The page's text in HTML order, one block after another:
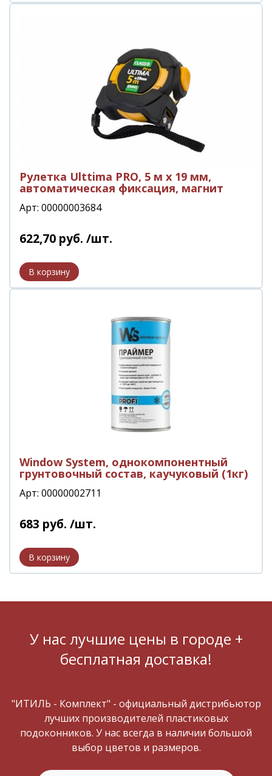
Рулетка Ulttima PRO, 5 м x 19 мм,
автоматическая фиксация, магнит
Арт: 00000003684
622,70 руб. /шт.
Window System, однокомпонентный
грунтовочный состав, каучуковый (1кг)
Арт: 00000002711
683 руб. /шт.
У нас лучшие цены в городе +
бесплатная доставка!
"ИТИЛЬ - Комплект" - официальный дистрибьютор
лучших производителей пластиковых
подоконников. У нас всегда в наличии большой
выбор цветов и размеров.